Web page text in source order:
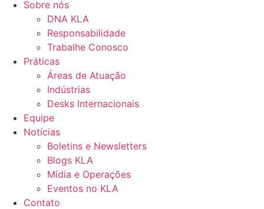
Sobre nós
DNA KLA
Responsabilidade
Trabalhe Conosco
Práticas
Áreas de Atuação
Indústrias
Desks Internacionais
Equipe
Notícias
Boletins e Newsletters
Blogs KLA
Mídia e Operações
Eventos no KLA
Contato